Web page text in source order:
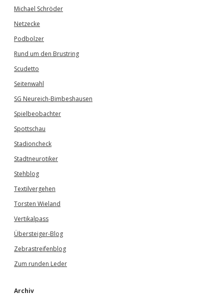
Michael Schröder
Netzecke
Podbolzer
Rund um den Brustring
Scudetto
Seitenwahl
SG Neureich-Bimbeshausen
Spielbeobachter
Spottschau
Stadioncheck
Stadtneurotiker
Stehblog
Textilvergehen
Torsten Wieland
Vertikalpass
Übersteiger-Blog
Zebrastreifenblog
Zum runden Leder
Archiv